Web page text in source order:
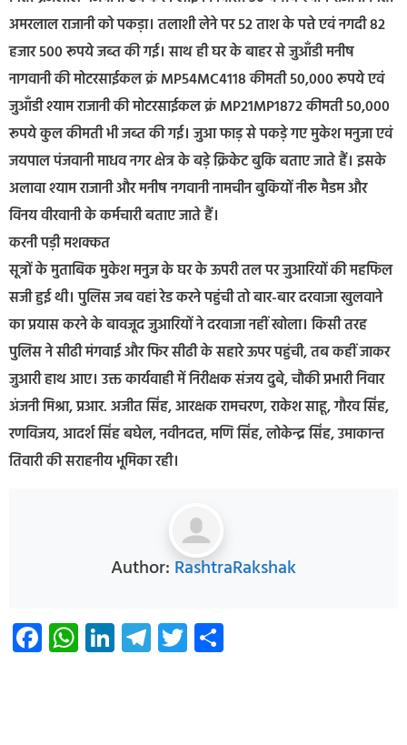
अमरलाल राजानी को पकड़ा। तलाशी लेने पर 52 ताश के पत्ते एवं नगदी 82
हजार 500 रूपये जब्त की गई। साथ ही घर के बाहर से जुआँडी मनीष
नागवानी की मोटरसाईकल क्रं MP54MC4118 कीमती 50,000 रूपये एवं
जुआँडी श्याम राजानी की मोटरसाईकल क्रं MP21MP1872 कीमती 50,000
रूपये कुल कीमती भी जब्त की गई। जुआ फाड़ से पकड़े गए मुकेश मनुजा एवं
जयपाल पंजवानी माधव नगर क्षेत्र के बड़े क्रिकेट बुकि बताए जाते हैं। इसके
अलावा श्याम राजानी और मनीष नगवानी नामचीन बुकियों नीरू मैडम और
विनय वीरवानी के कर्मचारी बताए जाते हैं।
करनी पड़ी मशक्कत
सूत्रों के मुताबिक मुकेश मनुज के घर के ऊपरी तल पर जुआरियों की महफिल
सजी हुई थी। पुलिस जब वहां रेड करने पहुंची तो बार-बार दरवाजा खुलवाने
का प्रयास करने के बावजूद जुआरियों ने दरवाजा नहीं खोला। किसी तरह
पुलिस ने सीढी मंगवाई और फिर सीढी के सहारे ऊपर पहुंची, तब कहीं जाकर
जुआरी हाथ आए। उक्त कार्यवाही में निरीक्षक संजय दुबे, चौकी प्रभारी निवार
अंजनी मिश्रा, प्रआर. अजीत सिंह, आरक्षक रामचरण, राकेश साहू, गौरव सिंह,
रणविजय, आदर्श सिंह बघेल, नवीनदत्त, मणि सिंह, लोकेन्द्र सिंह, उमाकान्त
तिवारी की सराहनीय भूमिका रही।
Author: RashtraRakshak
Facebook
WhatsApp
LinkedIn
Telegram
Twitter